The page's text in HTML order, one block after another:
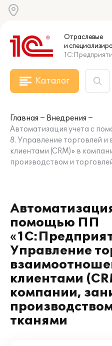
Отраслевые
и
Каталог
Главная
Внедрения
Автоматизация учета с
8. Управление торговлей
клиентами (CRM)» в
производством и
помощью ПП
Управление
клиентами
компании,
тканями